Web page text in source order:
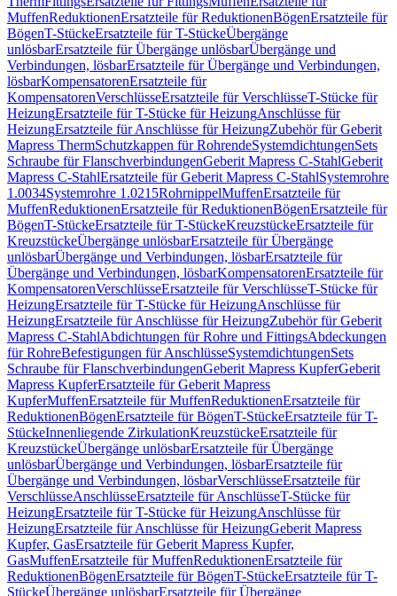
MuffenReduktionenErsatzteile für ReduktionenBögenErsatzteile für
BögenT-StückeErsatzteile für T-StückeÜbergänge
unlösbarErsatzteile für Übergänge unlösbarÜbergänge und
Verbindungen, lösbarErsatzteile für Übergänge und Verbindungen,
lösbarKompensatorenErsatzteile für
KompensatorenVerschlüsseErsatzteile für VerschlüsseT-Stücke für
HeizungErsatzteile für T-Stücke für HeizungAnschlüsse für
HeizungErsatzteile für Anschlüsse für HeizungZubehör für Geberit
Mapress ThermSchutzkappen für RohrendeSystemdichtungenSets
Schraube für FlanschverbindungenGeberit Mapress C-StahlGeberit
Mapress C-StahlErsatzteile für Geberit Mapress C-StahlSystemrohre
1.0034Systemrohre 1.0215RohrnippelMuffenErsatzteile für
MuffenReduktionenErsatzteile für ReduktionenBögenErsatzteile für
BögenT-StückeErsatzteile für T-StückeKreuzstückeErsatzteile für
KreuzstückeÜbergänge unlösbarErsatzteile für Übergänge
unlösbarÜbergänge und Verbindungen, lösbarErsatzteile für
Übergänge und Verbindungen, lösbarKompensatorenErsatzteile für
KompensatorenVerschlüsseErsatzteile für VerschlüsseT-Stücke für
HeizungErsatzteile für T-Stücke für HeizungAnschlüsse für
HeizungErsatzteile für Anschlüsse für HeizungZubehör für Geberit
Mapress C-StahlAbdichtungen für Rohre und FittingsAbdeckungen
für RohreBefestigungen für AnschlüsseSystemdichtungenSets
Schraube für FlanschverbindungenGeberit Mapress KupferGeberit
Mapress KupferErsatzteile für Geberit Mapress
KupferMuffenErsatzteile für MuffenReduktionenErsatzteile für
ReduktionenBögenErsatzteile für BögenT-StückeErsatzteile für T-
StückeInnenliegende ZirkulationKreuzstückeErsatzteile für
KreuzstückeÜbergänge unlösbarErsatzteile für Übergänge
unlösbarÜbergänge und Verbindungen, lösbarErsatzteile für
Übergänge und Verbindungen, lösbarVerschlüsseErsatzteile für
VerschlüsseAnschlüsseErsatzteile für AnschlüsseT-Stücke für
HeizungErsatzteile für T-Stücke für HeizungAnschlüsse für
HeizungErsatzteile für Anschlüsse für HeizungGeberit Mapress
Kupfer, GasErsatzteile für Geberit Mapress Kupfer,
GasMuffenErsatzteile für MuffenReduktionenErsatzteile für
ReduktionenBögenErsatzteile für BögenT-StückeErsatzteile für T-
StückeÜbergänge unlösbarErsatzteile für Übergänge